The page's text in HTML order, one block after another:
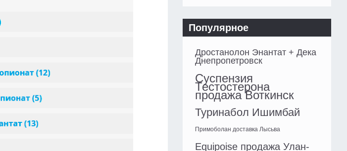
Популярное
Дростанолон Энантат + Дека
Днепропетровск
Суспензия
Тестостерона
продажа Воткинск
Туринабол Ишимбай
Примоболан доставка Лысьва
Equipoise продажа Улан-